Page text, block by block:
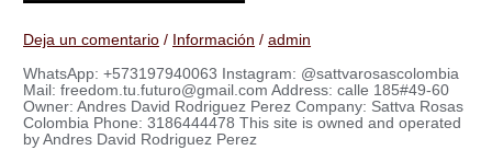
Deja un comentario / Información /admin
WhatsApp: +573197940063 Instagram: @sattvarosascolombia
Mail: freedom.tu.futuro@gmail.com Address: calle 185#49-60
Owner: Andres David Rodriguez Perez Company: Sattva Rosas
Colombia Phone: 3186444478 This site is owned and operated
by Andres David Rodriguez Perez